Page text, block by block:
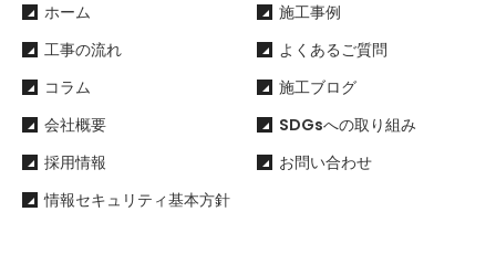
ホーム
施工事例
工事の流れ
よくあるご質問
コラム
施工ブログ
会社概要
SDGsへの取り組み
採用情報
お問い合わせ
情報セキュリティ基本方針